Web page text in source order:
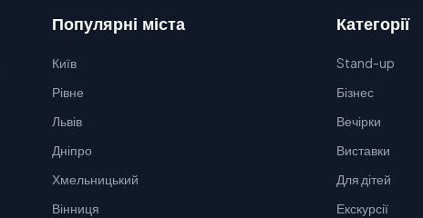
Популярні міста
Київ
Рівне
Львів
Дніпро
Хмельницький
Вінниця
Категорії
Stand-up
Бізнес
Вечірки
Виставки
Для дітей
Екскурсії